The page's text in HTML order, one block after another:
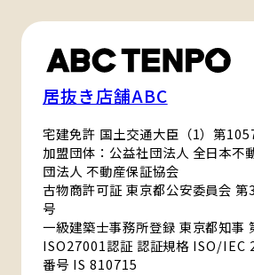
居抜き店舗ABC
宅建免許 国土交通大臣（1）第
加盟団体：公益社団法人 全日本不
団法人 不動産保証協会
古物商許可証 東京都公安委員会
号
一級建築士事務所登録 東京都知事
ISO27001認証 認証規格 ISO/IEC
番号 IS 810715